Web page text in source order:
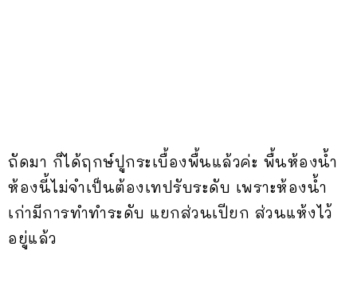
ถัดมา ก็ได้ฤกษ์ปูกระเบื้องพื้นแล้วค่ะ พื้นห้องน้ำ
ห้องนี้ไม่จำเป็นต้องเทปรับระดับ เพราะห้องน้ำ
เก่ามีการทำทำระดับ แยกส่วนเปียก ส่วนแห้งไว้
อยู่แล้ว